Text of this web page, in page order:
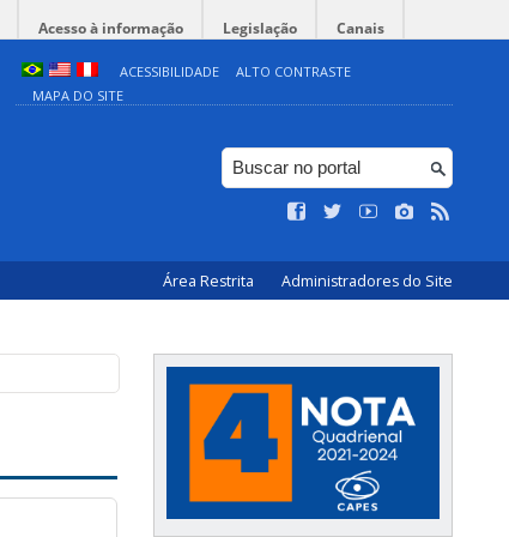
Acesso à informação Legislação Canais
ACESSIBILIDADE
ALTO CONTRASTE
MAPA DO SITE
Área Restrita Administradores do Site